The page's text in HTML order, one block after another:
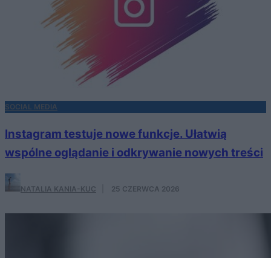
SOCIAL MEDIA
Instagram testuje nowe funkcje. Ułatwią
wspólne oglądanie i odkrywanie nowych treści
NATALIA KANIA-KUC 25 CZERWCA 2026